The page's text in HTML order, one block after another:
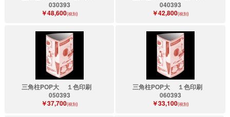
030393
￥48,600(税別)
040393
￥42,800(税別)
三角柱POP大 １色印刷
050393
￥37,700(税別)
三角柱POP大 １色印刷
060393
￥33,100(税別)